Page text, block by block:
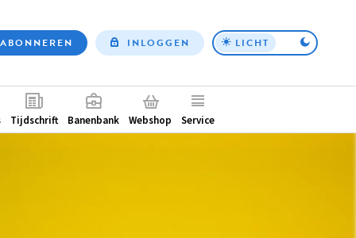
Top
ABONNEREN INLOGGEN LICHT
Tijdschrift Banenbank Webshop Service